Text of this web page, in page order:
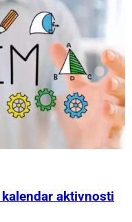
aktivnosti